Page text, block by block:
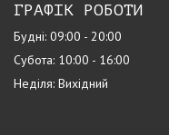
ГРАФІК РОБОТИ
Будні: 09:00 - 20:00
Субота: 10:00 - 16:00
Неділя: Вихідний